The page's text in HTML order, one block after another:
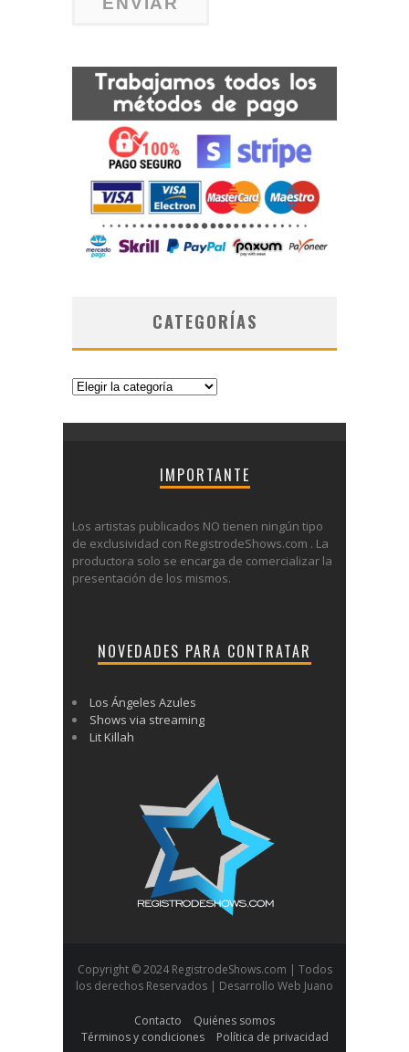
CATEGORÍAS
Categorías
IMPORTANTE
Los artistas publicados NO tienen ningún tipo
de exclusividad con RegistrodeShows.com . La
productora solo se encarga de comercializar la
presentación de los mismos.
NOVEDADES PARA CONTRATAR
Los Ángeles Azules
Shows via streaming
Lit Killah
Copyright © 2024 RegistrodeShows.com | Todos
los derechos Reservados | Desarrollo Web Juano
Contacto
Quiénes somos
Términos y condiciones
Política de privacidad